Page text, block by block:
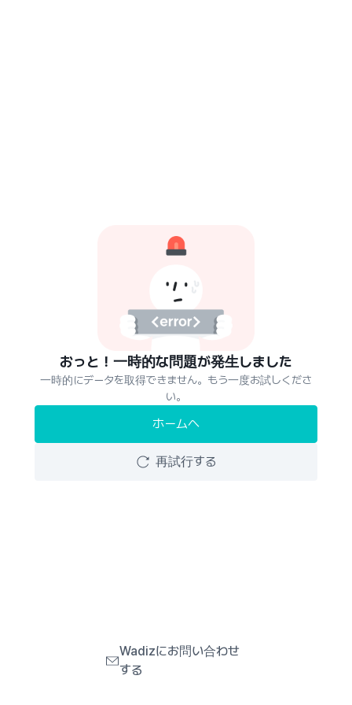
おっと！一時的な問題が発生しました
一時的にデータを取得できません。もう一度お試しくださ
い。
ホームへ
再試行する
Wadizにお問い合わせ
する